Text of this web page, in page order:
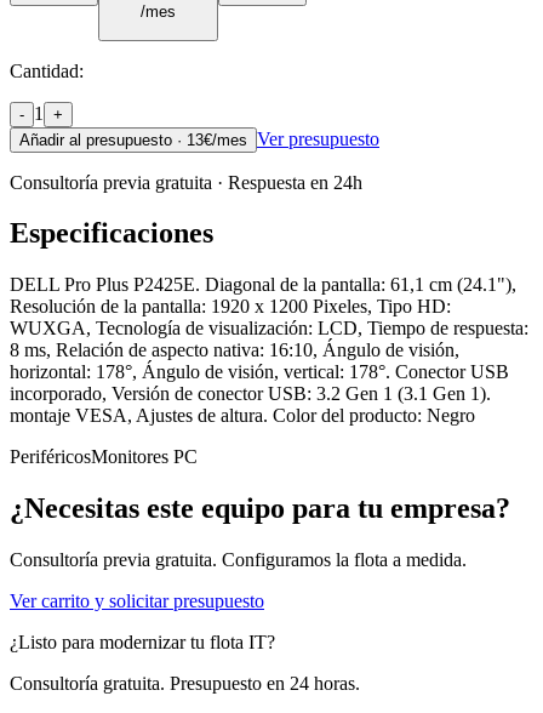
/mes
Cantidad:
- 1
+
Añadir al presupuesto · 13€/mes Ver presupuesto
Consultoría previa gratuita · Respuesta en 24h
Especificaciones
DELL Pro Plus P2425E. Diagonal de la pantalla: 61,1 cm (24.1"),
Resolución de la pantalla: 1920 x 1200 Pixeles, Tipo HD:
WUXGA, Tecnología de visualización: LCD, Tiempo de respuesta:
8 ms, Relación de aspecto nativa: 16:10, Ángulo de visión,
horizontal: 178°, Ángulo de visión, vertical: 178°. Conector USB
incorporado, Versión de conector USB: 3.2 Gen 1 (3.1 Gen 1).
montaje VESA, Ajustes de altura. Color del producto: Negro
PeriféricosMonitores PC
¿Necesitas este equipo para tu empresa?
Consultoría previa gratuita. Configuramos la flota a medida.
Ver carrito y solicitar presupuesto
¿Listo para modernizar tu flota IT?
Consultoría gratuita. Presupuesto en 24 horas.